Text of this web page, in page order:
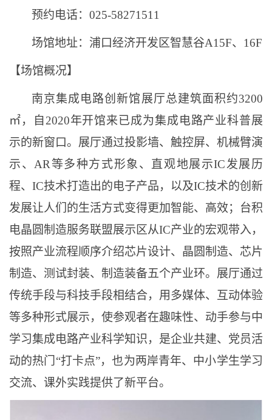
预约电话： 025-58271511
场馆地址：浦口经济开发区智慧谷A15F、16F
【场馆概况】
南京集成电路创新馆展厅总建筑面积约3200
㎡，自2020年开馆来已成为集成电路产业科普展
示的新窗口。展厅通过投影墙、触控屏、机械臂演
示、AR等多种方式形象、直观地展示IC发展历
程、IC技术打造出的电子产品，以及IC技术的创新
发展让人们的生活方式变得更加智能、高效；台积
电晶圆制造服务联盟展示区从IC产业的宏观带入，
按照产业流程顺序介绍芯片设计、晶圆制造、芯片
制造、测试封装、制造装备五个产业环。展厅通过
传统手段与科技手段相结合，用多媒体、互动体验
等多种形式展示，使参观者在趣味性、动手参与中
学习集成电路产业科学知识，是企业共建、党员活
动的热门“打卡点”，也为两岸青年、中小学生学习
交流、课外实践提供了新平台。